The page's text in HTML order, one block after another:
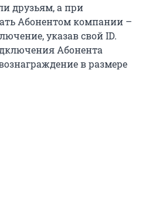
друзьям, а при
Абонентом компании –
указав свой ID.
Абонента
в размере